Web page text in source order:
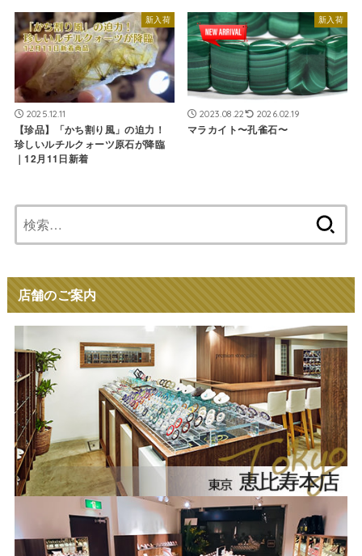
新入荷
2025.12.11
【珍品】「かち割り風」の迫力！
珍しいルチルクォーツ原石が降臨
｜12月11日新着
新入荷
2023.08.22 2026.02.19
マラカイト〜孔雀石〜
索:
店舗のご案内